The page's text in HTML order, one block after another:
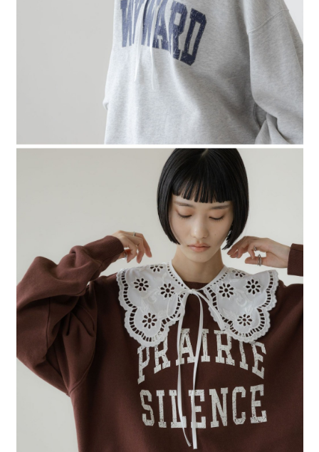
１．透過由恩沛科技股份有限公司提供之「AFTEE先享後付」服務完成之交
易，需依本服務之必要範圍內提供個人資料，並將交易相關給付款項請求債
權轉讓予恩沛科技股份有限公司。
２．關於個人資料處理事宜，請瀏覽以下網址： https://aftee.tw/terms/#terms3
３．未成年的使用者請事先徵得法定代理人或監護人之同意方可使用
「AFTEE先享後付」，若未經同意申辦者引起之損失，本公司不負相關責
４．使用「AFTEE先享後付」時，將依據個別帳號之用戶狀況，依本公司即
時審查核予不同之上限額度；若仍有額度不足之情形，本公司將視審查結果
５．嚴禁一人註冊多個帳號或使用他人資訊註冊。若發現惡意使用之情形，
恩沛科技股份有限公司將有權停止該用戶之使用額度並採取法律行動。